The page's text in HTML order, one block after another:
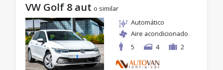
VW Golf 8 aut o similar
Automático
Aire acondicionado
5
4 2